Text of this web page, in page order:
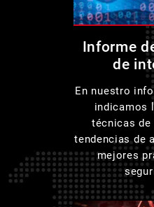
Informe
de
En nuestro
indicamos
técnicas de
tendencias de
mejores